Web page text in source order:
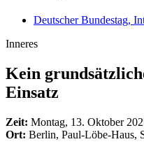
Deutscher Bundestag,
Inneres
Kein
Einsatz
Zeit: Montag, 13. Oktober
Ort: Berlin, Paul-Löbe-Haus,